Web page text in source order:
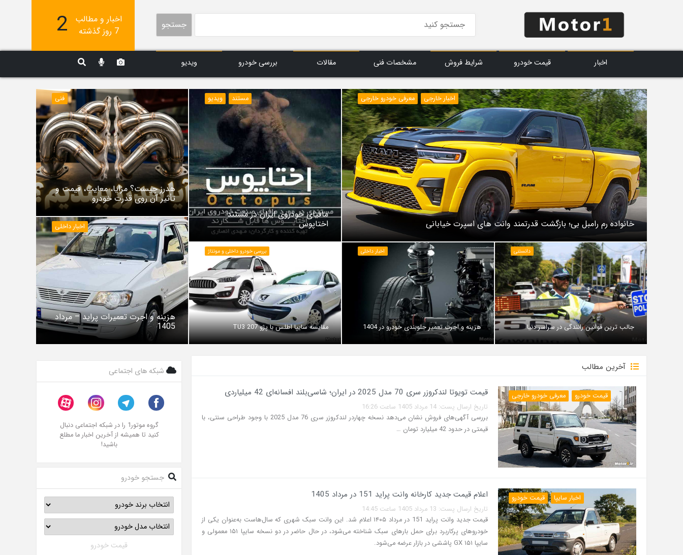
جستجو
اخبار و مطالب
7 روز گذشته
2
اخبار قیمت خودرو شرایط فروش مشخصات فنی مقالات بررسی خودرو ویدیو
خانواده رم رامبل‌ بی؛ بازگشت قدرتمند وانت‌ های اسپرت خیابانی
اخبار خارجی معرفی خودرو خارجی
جالب ترین قوانین رانندگی در سراسر دنیا
دانستنی
هزینه و اجرت تعمیر جلوبندی خودرو در 1404
اخبار داخلی
مافیای خودروی ایران در مستند
اختاپوس
مستند ویدیو
مقایسه سایپا اطلس با پژو 207 TU3
بررسی خودرو داخلی و مونتاژ
هدرز چیست؟ مزایا، معایب، قیمت و
تأثیر آن روی قدرت خودرو
فنی
هزینه و اجرت تعمیرات پراید – مرداد
1405
اخبار داخلی
آخرین مطالب
قیمت خودرو معرفی خودرو خارجی قیمت تویوتا لندکروزر سری 70 مدل 2025 در ایران؛ شاسی‌بلند افسانه‌ای 42 میلیاردی
تاریخ ارسال پست: 14 مرداد 1405 ساعت 16:26
بررسی آگهی‌های فروش نشان می‌دهد نسخه چهاردر لندکروزر سری 76 مدل 2025 با وجود طراحی سنتی، با
قیمتی در حدود 42 میلیارد تومان …
اخبار سایپا قیمت خودرو اعلام قیمت جدید کارخانه وانت پراید 151 در مرداد 1405
تاریخ ارسال پست: 13 مرداد 1405 ساعت 14:45
قیمت جدید وانت پراید 151 در مرداد ۱۴۰۵ اعلام شد. این وانت سبک شهری که سال‌هاست به‌عنوان یکی از
خودروهای پرکاربرد برای حمل بارهای سبک شناخته می‌شود، در حال حاضر در دو نسخه سایپا ۱۵۱ معمولی و
سایپا ۱۵۱ GX پاششی در بازار عرضه می‌شود.
شبکه های اجتماعی
گروه موتور1 را در شبکه اجتماعی دنبال
کنید تا همیشه از آخرین اخبار ما مطلع
باشید!
جستجو خودرو
قیمت خودرو